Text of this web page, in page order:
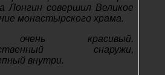
Лонгин совершил Великое
монастырского храма.
красивый.
снаружи,
внутри.